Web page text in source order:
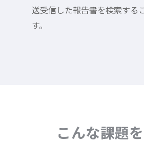
送受信した報告書を検索する
す。
こんな課題